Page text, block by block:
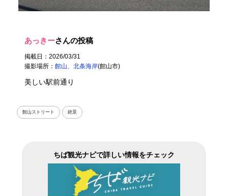
あっきーさんの投稿
掲載日：2026/03/31
撮影場所：館山、北条海岸(館山市)
美しい駅前通り
館山ストリート 絶景
ちば観光ナビで詳しい情報をチェック